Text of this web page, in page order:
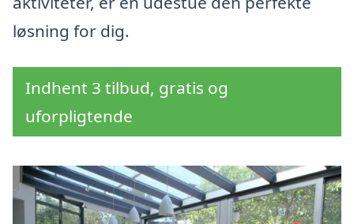
løsning for dig.
Indhent 3 tilbud, gratis og
uforpligtende